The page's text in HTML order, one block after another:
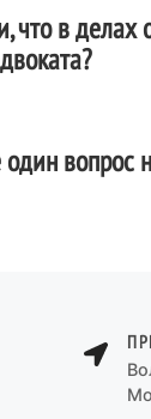
что в делах
вопрос